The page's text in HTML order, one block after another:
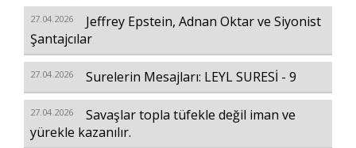
27.04.2026
Jeffrey Epstein, Adnan Oktar ve Siyonist
Şantajcılar
27.04.2026 Surelerin Mesajları: LEYL SURESİ - 9
27.04.2026
Savaşlar topla tüfekle değil iman ve
yürekle kazanılır.